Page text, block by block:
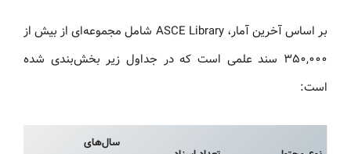
بر اساس آخرین آمار، ASCE Library شامل مجموعه‌ای از بیش از
۳۵۰,۰۰۰ سند علمی است که در جداول زیر بخش‌بندی شده
است:
سال‌های